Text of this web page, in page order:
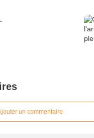
un commentaire